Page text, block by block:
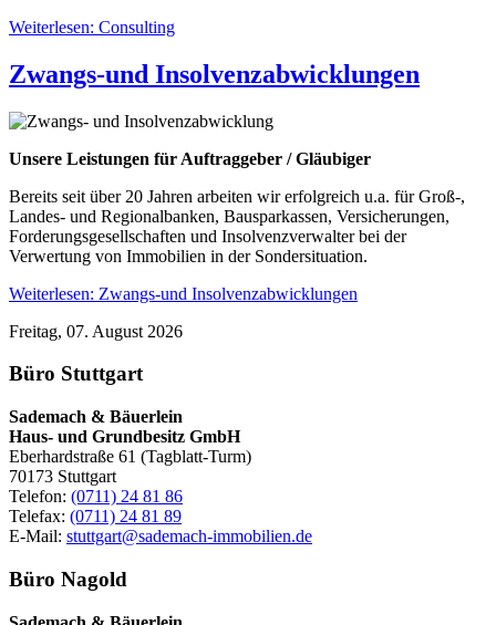
Weiterlesen: Consulting
Zwangs-und Insolvenzabwicklungen
Unsere Leistungen für Auftraggeber / Gläubiger
Bereits seit über 20 Jahren arbeiten wir erfolgreich u.a. für Groß-,
Landes- und Regionalbanken, Bausparkassen, Versicherungen,
Forderungsgesellschaften und Insolvenzverwalter bei der
Verwertung von Immobilien in der Sondersituation.
Weiterlesen: Zwangs-und Insolvenzabwicklungen
Freitag, 07. August 2026
Büro Stuttgart
Sademach & Bäuerlein
Haus- und Grundbesitz GmbH
Eberhardstraße 61 (Tagblatt-Turm)
70173 Stuttgart
Telefon: (0711) 24 81 86
Telefax: (0711) 24 81 89
E-Mail: stuttgart@sademach-immobilien.de
Büro Nagold